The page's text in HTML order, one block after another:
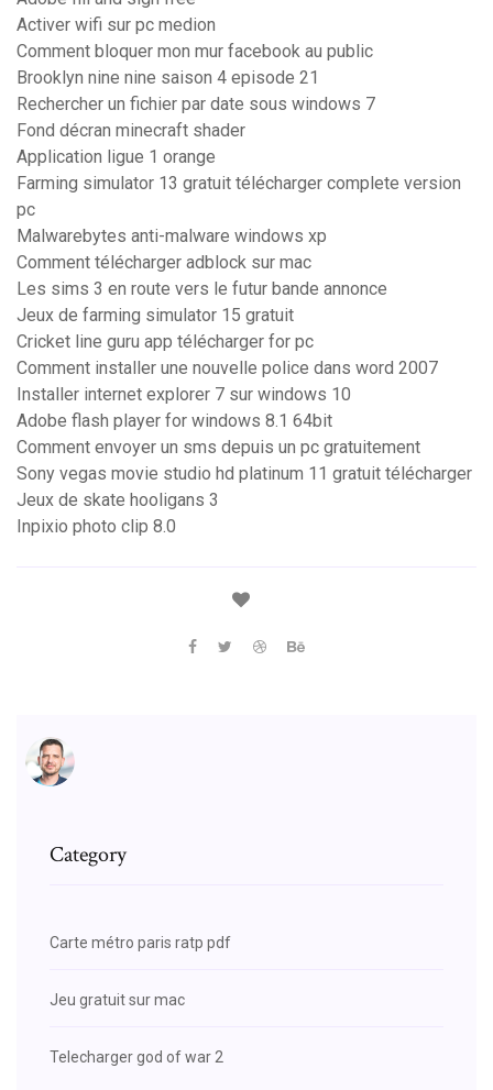
Activer wifi sur pc medion
Comment bloquer mon mur facebook au public
Brooklyn nine nine saison 4 episode 21
Rechercher un fichier par date sous windows 7
Fond décran minecraft shader
Application ligue 1 orange
Farming simulator 13 gratuit télécharger complete version
pc
Malwarebytes anti-malware windows xp
Comment télécharger adblock sur mac
Les sims 3 en route vers le futur bande annonce
Jeux de farming simulator 15 gratuit
Cricket line guru app télécharger for pc
Comment installer une nouvelle police dans word 2007
Installer internet explorer 7 sur windows 10
Adobe flash player for windows 8.1 64bit
Comment envoyer un sms depuis un pc gratuitement
Sony vegas movie studio hd platinum 11 gratuit télécharger
Jeux de skate hooligans 3
Inpixio photo clip 8.0
Category
Carte métro paris ratp pdf
Jeu gratuit sur mac
Telecharger god of war 2